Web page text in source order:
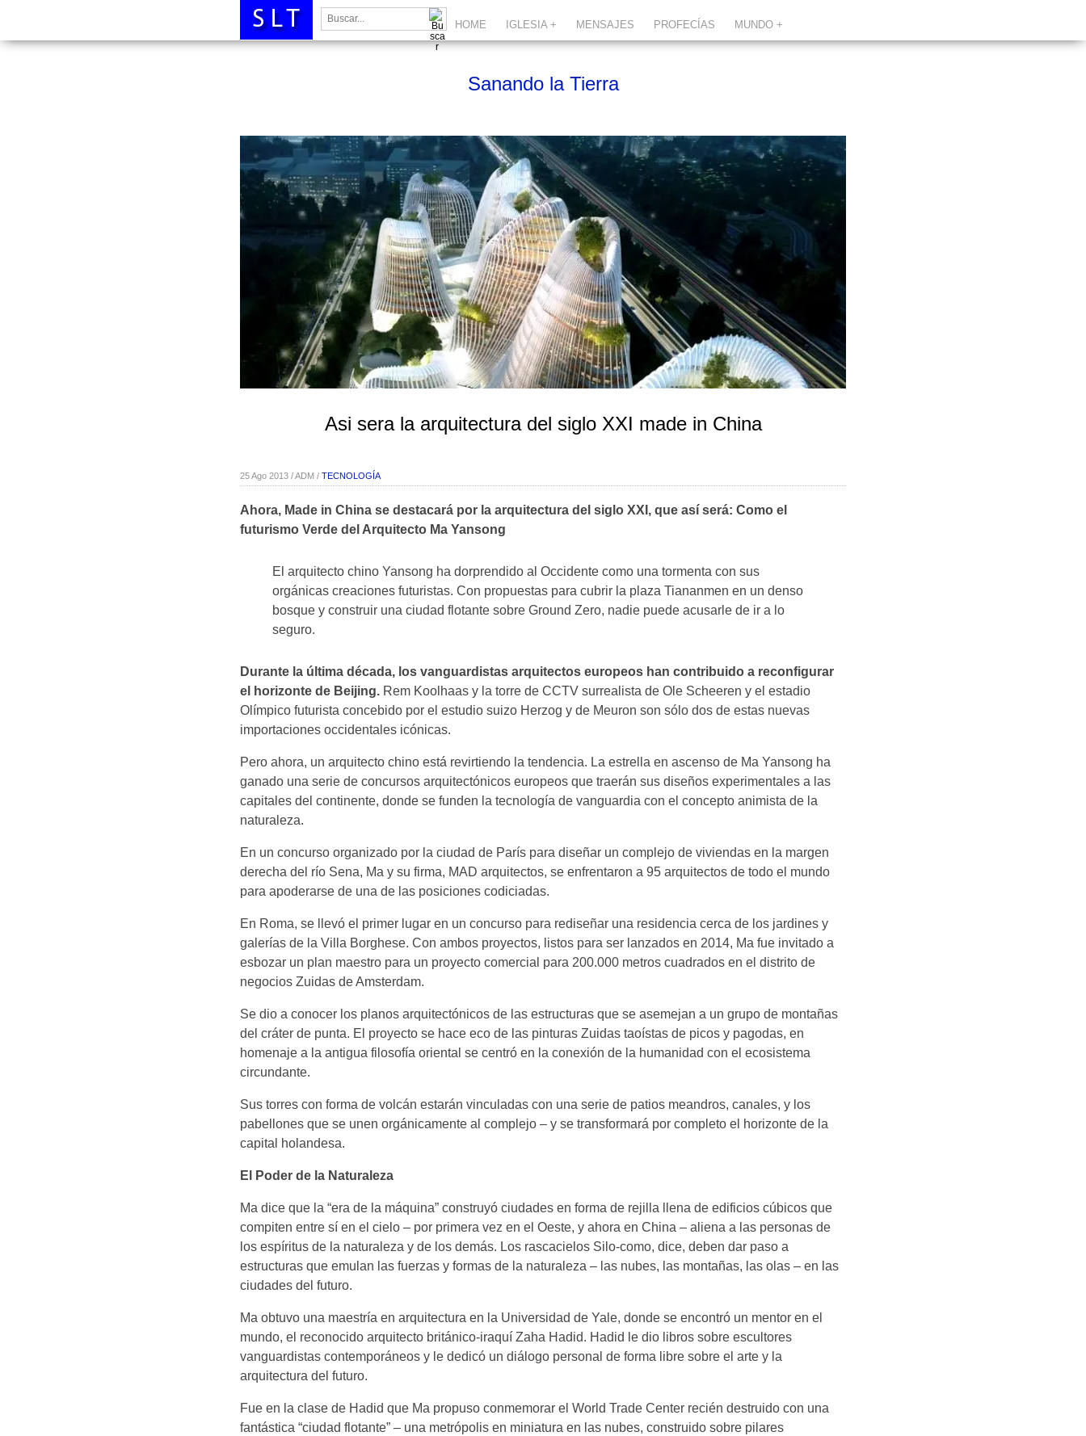
Buscar:
HOME IGLESIA + MENSAJES PROFECÍAS MUNDO +
Sanando la Tierra
Asi sera la arquitectura del siglo XXI made in China
25 Ago 2013 / ADM / TECNOLOGÍA
Ahora, Made in China se destacará por la arquitectura del siglo XXI, que así será: Como el
futurismo Verde del Arquitecto Ma Yansong
El arquitecto chino Yansong ha dorprendido al Occidente como una tormenta con sus
orgánicas creaciones futuristas. Con propuestas para cubrir la plaza Tiananmen en un denso
bosque y construir una ciudad flotante sobre Ground Zero, nadie puede acusarle de ir a lo
seguro.
Durante la última década, los vanguardistas arquitectos europeos han contribuido a reconfigurar
el horizonte de Beijing. Rem Koolhaas y la torre de CCTV surrealista de Ole Scheeren y el estadio
Olímpico futurista concebido por el estudio suizo Herzog y de Meuron son sólo dos de estas nuevas
importaciones occidentales icónicas.
Pero ahora, un arquitecto chino está revirtiendo la tendencia. La estrella en ascenso de Ma Yansong ha
ganado una serie de concursos arquitectónicos europeos que traerán sus diseños experimentales a las
capitales del continente, donde se funden la tecnología de vanguardia con el concepto animista de la
naturaleza.
En un concurso organizado por la ciudad de París para diseñar un complejo de viviendas en la margen
derecha del río Sena, Ma y su firma, MAD arquitectos, se enfrentaron a 95 arquitectos de todo el mundo
para apoderarse de una de las posiciones codiciadas.
En Roma, se llevó el primer lugar en un concurso para rediseñar una residencia cerca de los jardines y
galerías de la Villa Borghese. Con ambos proyectos, listos para ser lanzados en 2014, Ma fue invitado a
esbozar un plan maestro para un proyecto comercial para 200.000 metros cuadrados en el distrito de
negocios Zuidas de Amsterdam.
Se dio a conocer los planos arquitectónicos de las estructuras que se asemejan a un grupo de montañas
del cráter de punta. El proyecto se hace eco de las pinturas Zuidas taoístas de picos y pagodas, en
homenaje a la antigua filosofía oriental se centró en la conexión de la humanidad con el ecosistema
circundante.
Sus torres con forma de volcán estarán vinculadas con una serie de patios meandros, canales, y los
pabellones que se unen orgánicamente al complejo – y se transformará por completo el horizonte de la
capital holandesa.
El Poder de la Naturaleza
Ma dice que la “era de la máquina” construyó ciudades en forma de rejilla llena de edificios cúbicos que
compiten entre sí en el cielo – por primera vez en el Oeste, y ahora en China – aliena a las personas de
los espíritus de la naturaleza y de los demás. Los rascacielos Silo-como, dice, deben dar paso a
estructuras que emulan las fuerzas y formas de la naturaleza – las nubes, las montañas, las olas – en las
ciudades del futuro.
Ma obtuvo una maestría en arquitectura en la Universidad de Yale, donde se encontró un mentor en el
mundo, el reconocido arquitecto británico-iraquí Zaha Hadid. Hadid le dio libros sobre escultores
vanguardistas contemporáneos y le dedicó un diálogo personal de forma libre sobre el arte y la
arquitectura del futuro.
Fue en la clase de Hadid que Ma propuso conmemorar el World Trade Center recién destruido con una
fantástica “ciudad flotante” – una metrópolis en miniatura en las nubes, construido sobre pilares